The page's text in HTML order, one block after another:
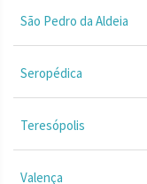
São Pedro da Aldeia
Seropédica
Teresópolis
Valença